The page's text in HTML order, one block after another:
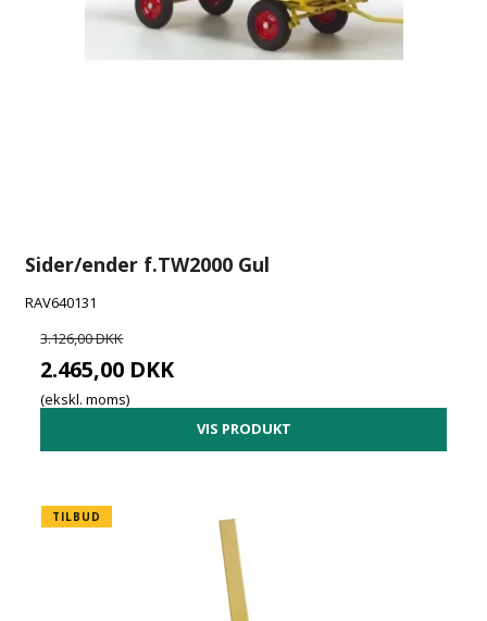
Sider/ender f.TW2000 Gul
RAV640131
3.126,00 DKK
2.465,00 DKK
(ekskl. moms)
VIS PRODUKT
TILBUD